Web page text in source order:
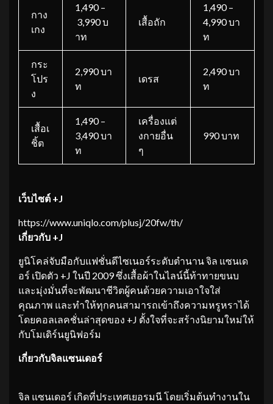
กาง
เกง
1,490 –
3,990 บ
าท
เสื้อถัก
1,490 –
4,990 บา
ท
กระ
โปร
ง
2,990 บา
ท
เดรส
2,490 บา
ท
เสื้อเ
ชิ้ต
1,490 –
3,490 บา
ท
เครื่องแต่
งกายอื่น
ๆ
990 บาท
เว็บไซต์ +J
https://www.uniqlo.com/plusj/20fw/th/
เกี่ยวกับ +J
ยูนิโคล่จับมือกับแฟชั่นดีไซเนอร์ระดับตำนาน จิล แซนเด
อร์ เปิดตัว +J ในปี 2009 ซึ่งเสื้อผ้าในไลน์นี้ท้าทายขนบ
และมุ่งมั่นที่จะพัฒนาชีวิตผู้คนด้วยความเอาใจใส่
คุณภาพ และทำให้ทุกคนสามารถเข้าถึงความหรูหราได้
โดยคอลเลคชั่นล่าสุดของ +J ตั้งใจที่จะสร้างนิยามใหม่ให้
กับโมเดิร์นยูนิฟอร์ม
เกี่ยวกับจิลแซนเดอร์
จิล แซนเดอร์ เกิดที่ประเทศเยอรมนี โดยเริ่มต้นทำงานใน